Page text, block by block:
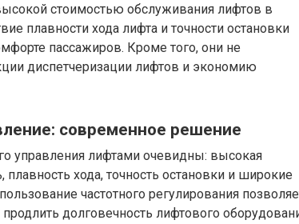
стоимостью обслуживания лифтов в
плавности хода лифта и точности остановки
пассажиров. Кроме того, они не
диспетчеризации лифтов и экономию
современное решение
управления лифтами очевидны: высокая
хода, точность остановки и широкие
частотного регулирования
долговечность лифтового